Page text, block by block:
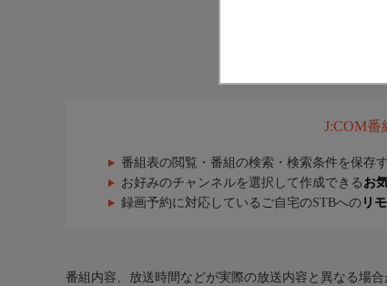
J:COM番
番組表の閲覧・番組の検索・検索条件を保存
お好みのチャンネルを選択して作成できる お
録画予約に対応しているご自宅のSTBへの リ
番組内容、放送時間などが実際の放送内容と異なる場合